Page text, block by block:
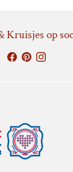
Kruisjes op